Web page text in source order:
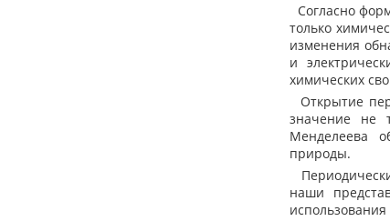
Согласно
только
изменения
и
химических
Открытие
значение не
Менделеева
природы.
наши